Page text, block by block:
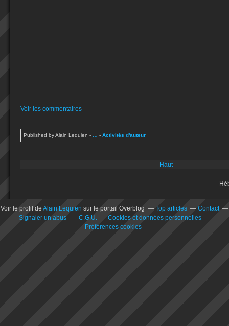
Voir les commentaires
Published by Alain Lequien - … - Activités d'auteur
Haut
Voir le profil de Alain Lequien sur le portail Overblog Top articles
Contact
Signaler un abus
C.G.U.
Cookies et données personnelles
Préférences cookies